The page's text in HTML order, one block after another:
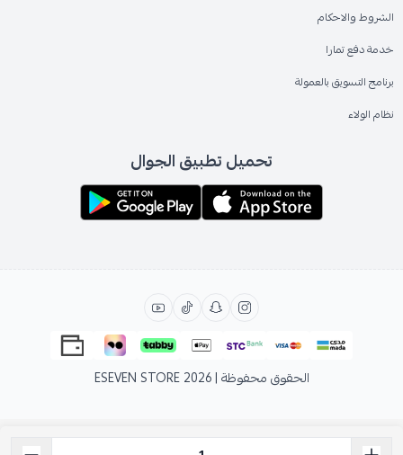
الشروط والاحكام
خدمة دفع تمارا
برنامج التسويق بالعمولة
نظام الولاء
تحميل تطبيق الجوال
الحقوق محفوظة | 2026 ESEVEN STORE